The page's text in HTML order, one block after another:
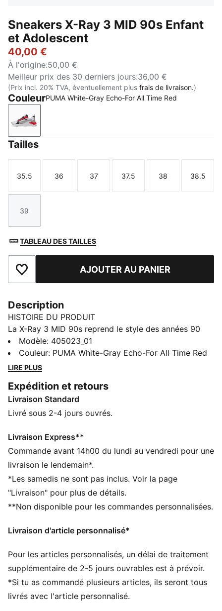
Sneakers X-Ray 3 MID 90s Enfant
et Adolescent
40,00 €
À l'origine:50,00 €
Meilleur prix des 30 derniers jours:36,00 €
(Prix incl. 20% TVA, éventuellement plus frais de livraison.)
CouleurPUMA White-Gray Echo-For All Time Red
PUMA White-Gray Echo-For All Time Red
Tailles
Taille
35.5
Taille
36
Taille
37
Taille
37.5
Taille
38
Taille
38.5
Taille
39
TABLEAU DES TAILLES
Ajouter aux favorisAJOUTER AU PANIER
Description
HISTOIRE DU PRODUIT
La X-Ray 3 MID 90s reprend le style des années 90
avec l’état d’esprit du running du début des années
2000. Avec des paires rétros, des détails superposés
et des couleurs fortes, chaque pièce offre un style
mouvement ou en mode détente, cette collection
insuffle une touche rétro à ta penderie. Classique, cool
et conçue pour faire la différence.
SOFTFOAM+ : semelle intérieure confortable conçue
pour offrir un amorti doux grâce à son talon ultra-
épais
moins 20 % de matériaux recyclés et la partie
inférieure est fabriquée à partir d’au moins 10 % de
matériaux recyclés
Largeur : Régulière
Fermeture : Fermeture à lacets
Talon : Talon plat
Détails brandés PUMA
PUMA Enfant et Adolescent : recommandé pour les
enfants âgés de 8 à 16 ans
Modèle: 405023_01
Couleur: PUMA White-Gray Echo-For All Time Red
LIRE PLUS
Expédition et retours
Livraison Standard
Livré sous 2-4 jours ouvrés.
Livraison Express**
Commande avant 14h00 du lundi au vendredi pour une
livraison le lendemain*.
*Les samedis ne sont pas inclus. Voir la page
"Livraison" pour plus de détails.
**Non disponible pour les commandes personnalisées.
Livraison d'article personnalisé*
Pour les articles personnalisés, un délai de traitement
supplémentaire de 2-5 jours ouvrables est à prévoir.
*Si tu as commandé plusieurs articles, ils seront tous
livrés avec l'article personnalisé.